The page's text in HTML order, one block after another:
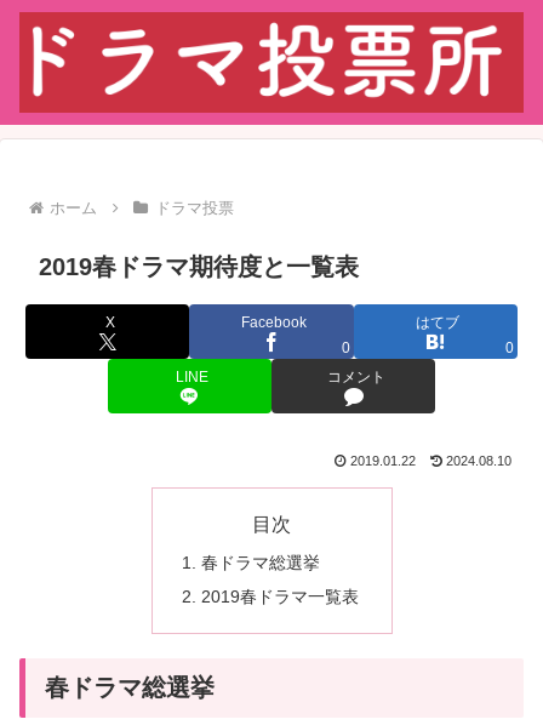
ホーム ドラマ投票
2019春ドラマ期待度と一覧表
X
Facebook
0
はてブ
0
LINE
コメント
2019.01.22 2024.08.10
目次
春ドラマ総選挙
2019春ドラマ一覧表
春ドラマ総選挙